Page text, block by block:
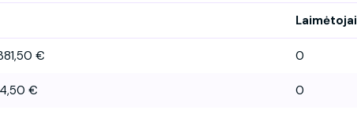
Laimėtojai
€ 0
€ 0